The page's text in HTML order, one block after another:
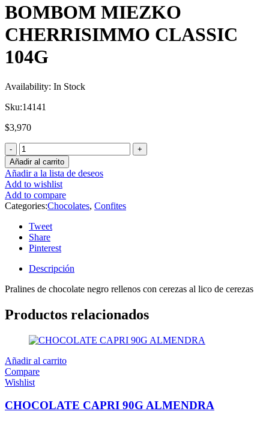
BOMBOM MIEZKO
CHERRISIMMO CLASSIC
104G
Availability: In Stock
Sku:14141
$3,970
Añadir al carrito
Añadir a la lista de deseos
Add to wishlist
Add to compare
Categories:Chocolates, Confites
Tweet
Share
Pinterest
Descripción
Pralines de chocolate negro rellenos con cerezas al lico de cerezas
Productos relacionados
Añadir al carrito
Compare
Wishlist
CHOCOLATE CAPRI 90G ALMENDRA